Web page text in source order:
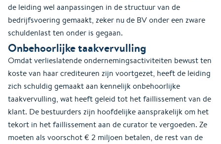
de leiding wel aanpassingen in de structuur van de
bedrijfsvoering gemaakt, zeker nu de BV onder een zware
schuldenlast ten onder is gegaan.
Onbehoorlijke taakvervulling
Omdat verlieslatende ondernemingsactiviteiten bewust ten
koste van haar crediteuren zijn voortgezet, heeft de leiding
zich schuldig gemaakt aan kennelijk onbehoorlijke
taakvervulling, wat heeft geleid tot het faillissement van de
klant. De bestuurders zijn hoofdelijke aansprakelijk om het
tekort in het faillissement aan de curator te vergoeden. Ze
moeten als voorschot € 2 miljoen betalen, de rest van de